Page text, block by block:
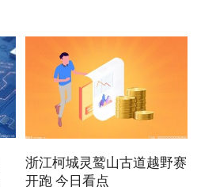
浙江柯城灵鹫山古道越野赛
开跑 今日看点